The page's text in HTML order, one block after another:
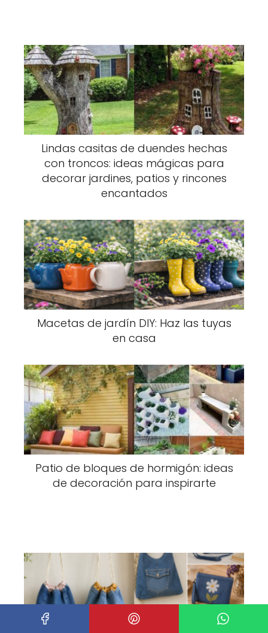
Lindas casitas de duendes hechas
con troncos: ideas mágicas para
decorar jardines, patios y rincones
encantados
Macetas de jardín DIY: Haz las tuyas
en casa
Patio de bloques de hormigón: ideas
de decoración para inspirarte